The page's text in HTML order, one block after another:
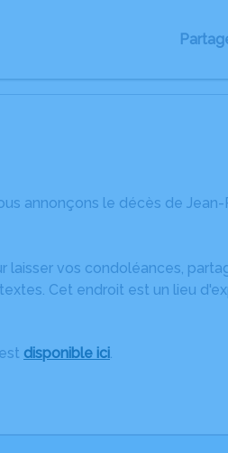
annonçons le décès de
laisser vos condoléances,
Cet endroit est un lieu
disponible ici.